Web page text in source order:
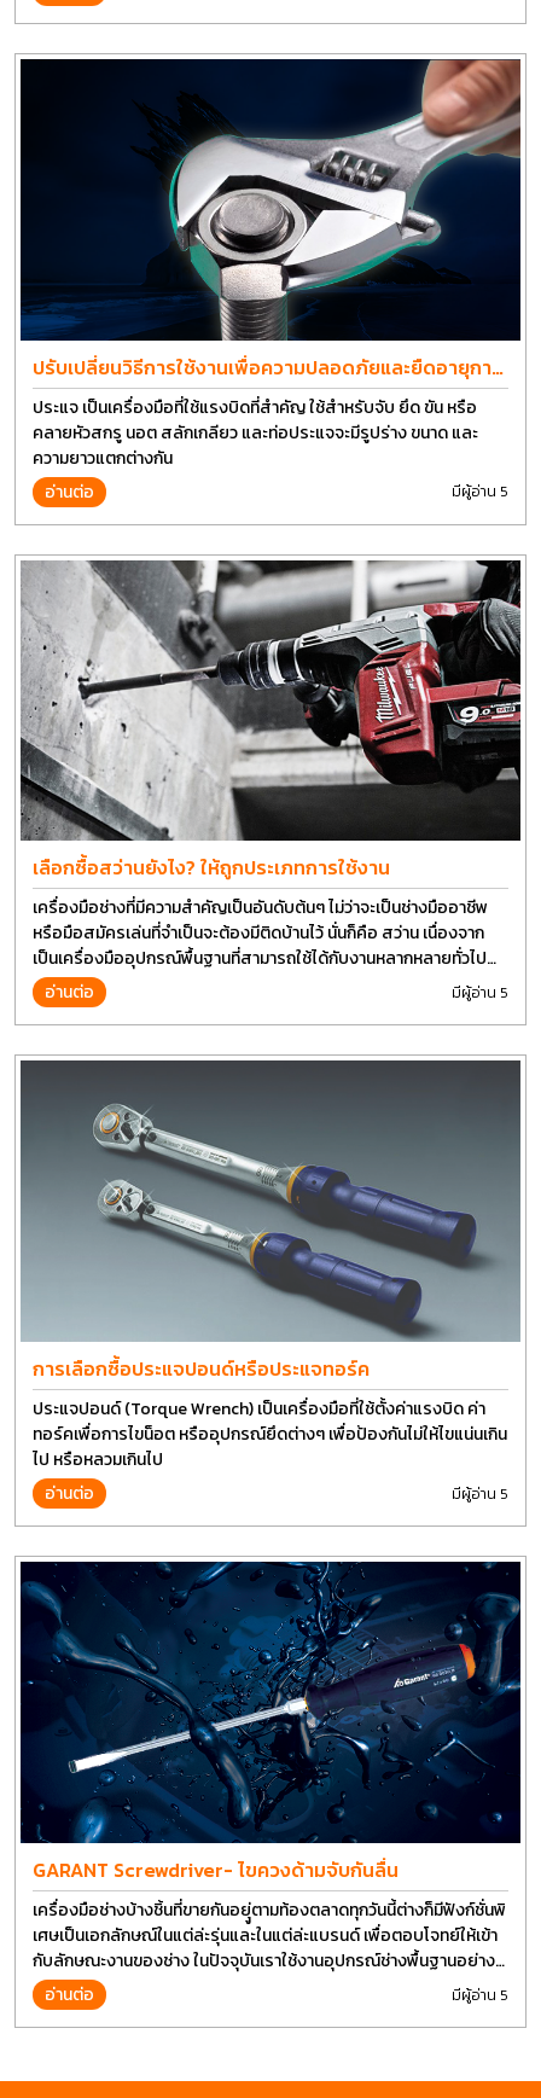
ปรับเปลี่ยนวิธีการใช้งานเพื่อความปลอดภัยและยืดอายุการ
ใช้งานประแจได้อีกนาน
ประแจ เป็นเครื่องมือที่ใช้แรงบิดที่สำคัญ ใช้สำหรับจับ ยึด ขัน หรือ
คลายหัวสกรู นอต สลักเกลียว และท่อประแจจะมีรูปร่าง ขนาด และ
ความยาวแตกต่างกัน
อ่านต่อ
มีผู้อ่าน 5
เลือกซื้อสว่านยังไง? ให้ถูกประเภทการใช้งาน
เครื่องมือช่างที่มีความสำคัญเป็นอันดับต้นๆ ไม่ว่าจะเป็นช่างมืออาชีพ
หรือมือสมัครเล่นที่จำเป็นจะต้องมีติดบ้านไว้ นั่นก็คือ สว่าน เนื่องจาก
เป็นเครื่องมืออุปกรณ์พื้นฐานที่สามารถใช้ได้กับงานหลากหลายทั่วไป
เรียกว่า เป็นเครื่องมือที่ใช้ง่าย ใครๆก็สามารถใช้ได้
อ่านต่อ มีผู้อ่าน 5
การเลือกซื้อประแจปอนด์หรือประแจทอร์ค
ประแจปอนด์ (Torque Wrench) เป็นเครื่องมือที่ใช้ตั้งค่าแรงบิด ค่า
ทอร์คเพื่อการไขน็อต หรืออุปกรณ์ยึดต่างๆ เพื่อป้องกันไม่ให้ไขแน่นเกิน
ไป หรือหลวมเกินไป
อ่านต่อ
มีผู้อ่าน 5
GARANT Screwdriver- ไขควงด้ามจับกันลื่น
เครื่องมือช่างบ้างชิ้นที่ขายกันอยุู่ตามท้องตลาดทุกวันนี้ต่างก็มีฟังก์ชั่นพิ
เศษเป็นเอกลักษณ์ในแต่ล่ะรุ่นและในแต่ล่ะแบรนด์ เพื่อตอบโจทย์ให้เข้า
กับลักษณะงานของช่าง ในปัจจุบันเราใช้งานอุปกรณ์ช่างพื้นฐานอย่าง
ไขควงกันในงานหลายประเภททำให้มีการปรับเปลี่ยนรูปแบบ
อ่านต่อ มีผู้อ่าน 5